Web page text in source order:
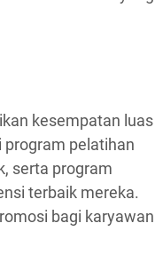
kesempatan luas
program pelatihan
serta program
terbaik mereka.
bagi karyawan